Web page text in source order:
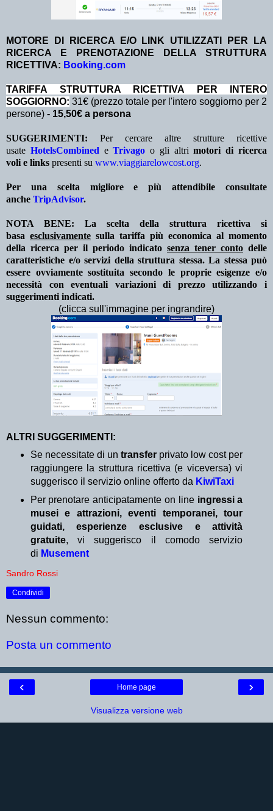
MOTORE DI RICERCA E/O LINK UTILIZZATI PER LA
RICERCA E PRENOTAZIONE DELLA STRUTTURA
RICETTIVA: Booking.com
TA RIFFA STRUTTURA RICETTIVA PER INTERO
SOGGIORNO: 31€ (prezzo totale per l'intero soggiorno per 2
persone) - 15,50€ a persona
SUGGERIMENTI: Per cercare altre strutture ricettive
usate HotelsCombined eTrivago o gli altrimotori di ricerca
voli e links presenti su www.viaggiarelowcost.org.
Per una scelta migliore e più attendibile consultate
anche TripAdvisor.
NOTA BENE: La scelta della struttura ricettiva si
basa esclusivamente sulla tariffa più economica al momento
della ricerca per il periodo indicato senza tener conto delle
caratteristiche e/o servizi della struttura stessa. La stessa può
essere ovviamente sostituita secondo le proprie esigenze e/o
necessità con eventuali variazioni di prezzo utilizzando i
suggerimenti indicati.
(clicca sull'immagine per ingrandire)
ALTRI SUGGERIMENTI:
Se necessitate di un transfer privato low cost per
raggiungere la struttura ricettiva (e viceversa) vi
suggerisco il servizio online offerto da KiwiTaxi
Per prenotare anticipatamente on line ingressi a
musei e attrazioni, eventi temporanei, tour
guidati, esperienze esclusive e attività
gratuite, vi suggerisco il comodo servizio
di Musement
Sandro Rossi
Condividi
Nessun commento:
Posta un commento
‹ ›
Home page
Visualizza versione web